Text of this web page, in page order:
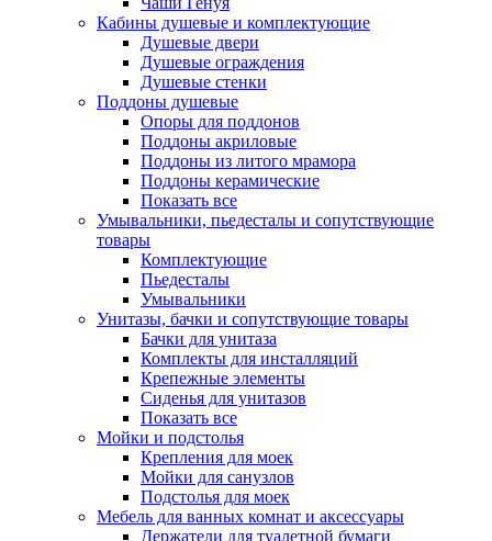
Кабины душевые и комплектующие
Душевые двери
Душевые ограждения
Душевые стенки
Поддоны душевые
Опоры для поддонов
Поддоны акриловые
Поддоны из литого мрамора
Поддоны керамические
Показать все
Умывальники, пьедесталы и сопутствующие
товары
Комплектующие
Пьедесталы
Умывальники
Унитазы, бачки и сопутствующие товары
Бачки для унитаза
Комплекты для инсталляций
Крепежные элементы
Сиденья для унитазов
Показать все
Мойки и подстолья
Крепления для моек
Мойки для санузлов
Подстолья для моек
Мебель для ванных комнат и аксессуары
Держатели для туалетной бумаги